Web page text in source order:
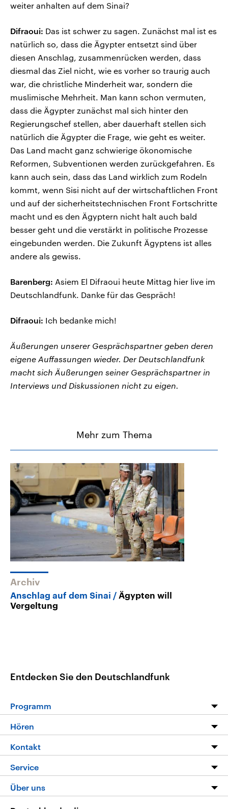
weiter anhalten auf dem Sinai?
Difraoui: Das ist schwer zu sagen. Zunächst mal ist es
natürlich so, dass die Ägypter entsetzt sind über
diesen Anschlag, zusammenrücken werden, dass
diesmal das Ziel nicht, wie es vorher so traurig auch
war, die christliche Minderheit war, sondern die
muslimische Mehrheit. Man kann schon vermuten,
dass die Ägypter zunächst mal sich hinter den
Regierungschef stellen, aber dauerhaft stellen sich
natürlich die Ägypter die Frage, wie geht es weiter.
Das Land macht ganz schwierige ökonomische
Reformen, Subventionen werden zurückgefahren. Es
kann auch sein, dass das Land wirklich zum Rodeln
kommt, wenn Sisi nicht auf der wirtschaftlichen Front
und auf der sicherheitstechnischen Front Fortschritte
macht und es den Ägyptern nicht halt auch bald
besser geht und die verstärkt in politische Prozesse
eingebunden werden. Die Zukunft Ägyptens ist alles
andere als gewiss.
Barenberg: Asiem El Difraoui heute Mittag hier live im
Deutschlandfunk. Danke für das Gespräch!
Difraoui: Ich bedanke mich!
Äußerungen unserer Gesprächspartner geben deren
eigene Auffassungen wieder. Der Deutschlandfunk
macht sich Äußerungen seiner Gesprächspartner in
Interviews und Diskussionen nicht zu eigen.
Mehr zum Thema
Archiv
Anschlag auf dem Sinai
Ägypten will
Vergeltung
Entdecken Sie den Deutschlandfunk
Programm
Programm
Die Nachrichten
Nachrichtenleicht
Neue Beiträge auf dlf.de
Hören
Livestream
Podcasts
Deutschlandfunk App
Kontakt
Hörerservice
Service
FAQ
Über uns